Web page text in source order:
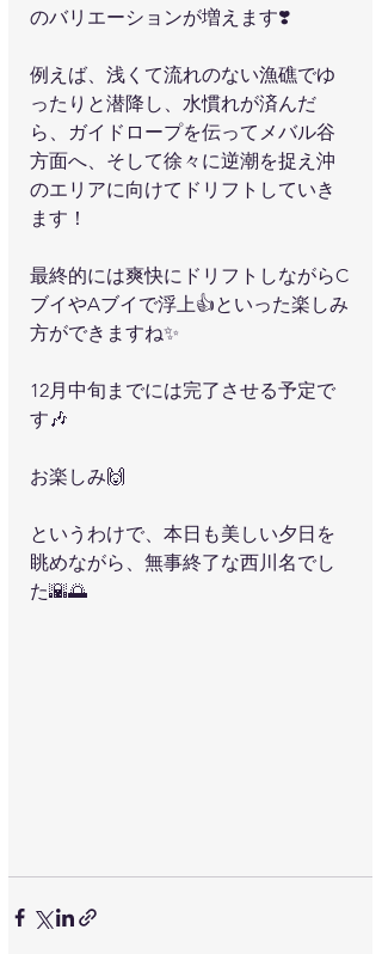
のバリエーションが増えます❣️
例えば、浅くて流れのない漁礁でゆ
ったりと潜降し、水慣れが済んだ
ら、ガイドロープを伝ってメバル谷
方面へ、そして徐々に逆潮を捉え沖
のエリアに向けてドリフトしていき
ます！
最終的には爽快にドリフトしながらC
ブイやAブイで浮上👍といった楽しみ
方ができますね✨
12月中旬までには完了させる予定で
す🎶
お楽しみ🙌
というわけで、本日も美しい夕日を
眺めながら、無事終了な西川名でし
た🌇🌅